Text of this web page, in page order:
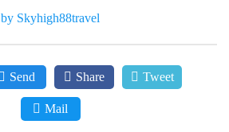
by Skyhigh88travel
Send Share Tweet
Mail